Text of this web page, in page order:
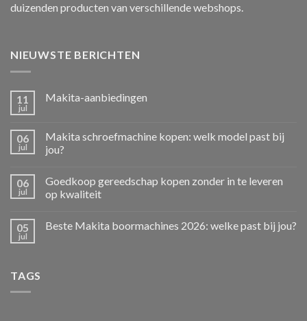
duizenden producten van verschillende webshops.
NIEUWSTE BERICHTEN
11
jul
Makita-aanbiedingen
06
jul
Makita schroefmachine kopen: welk model past bij
jou?
06
jul
Goedkoop gereedschap kopen zonder in te leveren
op kwaliteit
05
jul
Beste Makita boormachines 2026: welke past bij jou?
TAGS